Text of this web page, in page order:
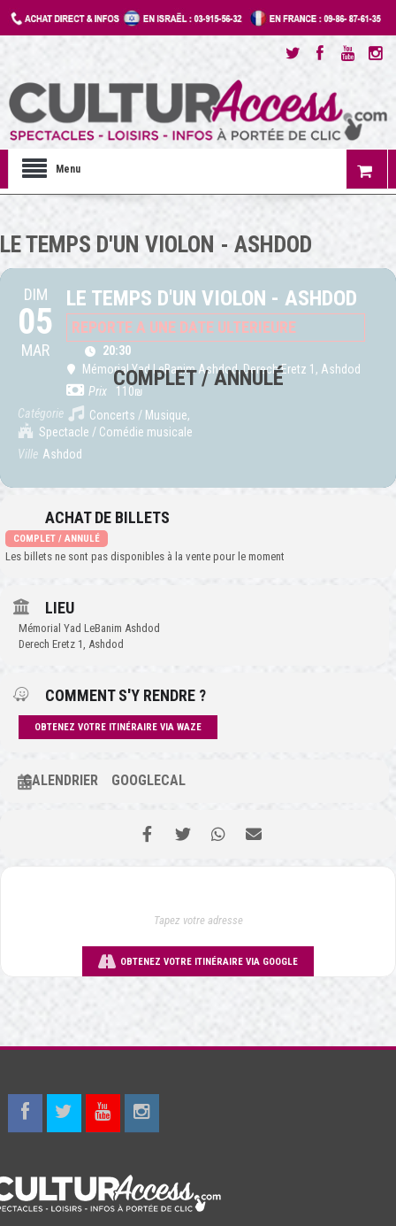
Menu
LE TEMPS D'UN VIOLON - ASHDOD
DIM
05
MAR
LE TEMPS D'UN VIOLON - ASHDOD
REPORTE A UNE DATE ULTERIEURE
20:30
Mémorial Yad LeBanim Ashdod, Derech Eretz 1, Ashdod
Prix
110₪
Catégorie
Concerts / Musique,
Spectacle / Comédie musicale
Ville Ashdod
ACHAT DE BILLETS
COMPLET / ANNULÉ
Les billets ne sont pas disponibles à la vente pour le moment
LIEU
Mémorial Yad LeBanim Ashdod
Derech Eretz 1, Ashdod
COMMENT S'Y RENDRE ?
OBTENEZ VOTRE ITINÉRAIRE VIA WAZE
CALENDRIER GOOGLECAL
OBTENEZ VOTRE ITINÉRAIRE VIA GOOGLE